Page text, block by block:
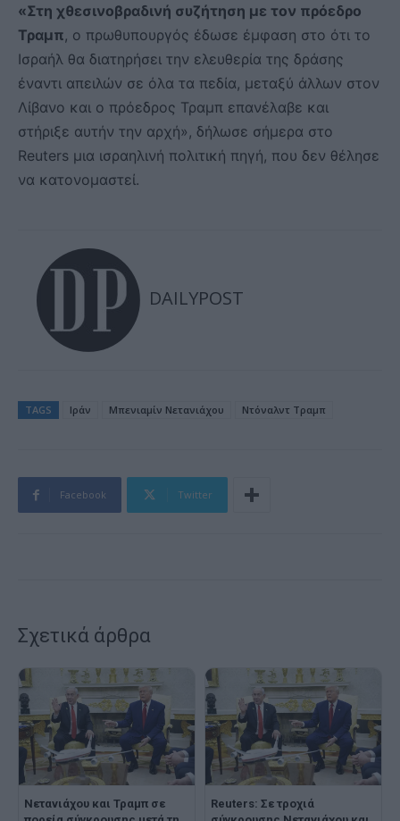
«Στη χθεσινοβραδινή συζήτηση με τον πρόεδρο
Τραμπ, ο πρωθυπουργός έδωσε έμφαση στο ότι το
Ισραήλ θα διατηρήσει την ελευθερία της δράσης
έναντι απειλών σε όλα τα πεδία, μεταξύ άλλων στον
Λίβανο και ο πρόεδρος Τραμπ επανέλαβε και
στήριξε αυτήν την αρχή», δήλωσε σήμερα στο
Reuters μια ισραηλινή πολιτική πηγή, που δεν θέλησε
να κατονομαστεί.
DAILYPOST
TAGS Ιράν Μπενιαμίν Νετανιάχου Ντόναλντ Τραμπ
Facebook Twitter
Σχετικά άρθρα
Νετανιάχου και Τραμπ σε
Reuters: Σε τροχιά